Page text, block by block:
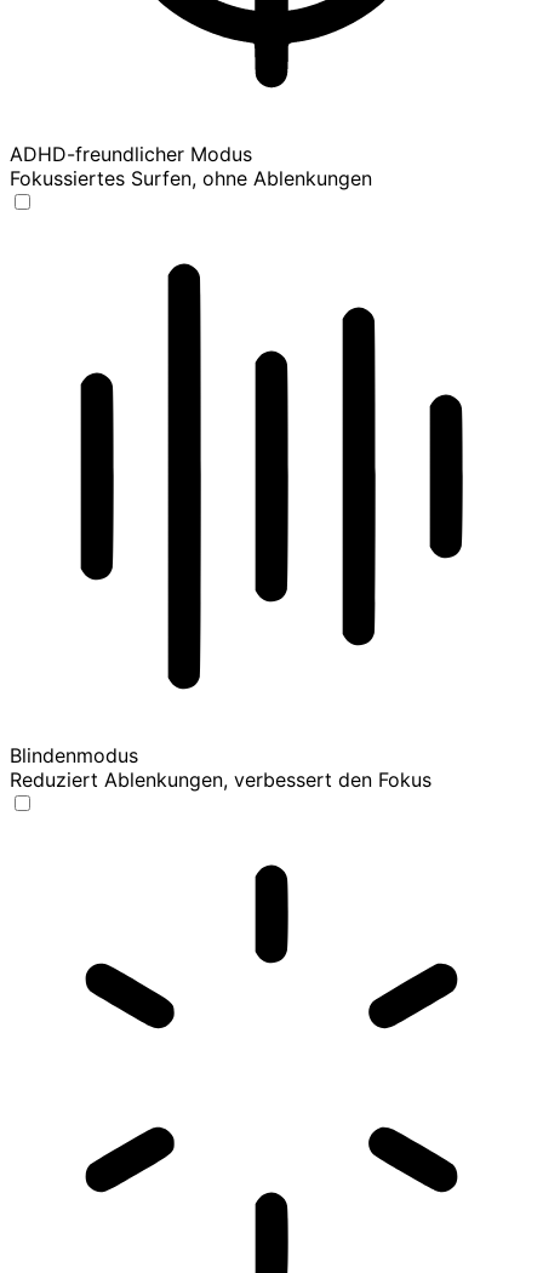
ADHD-freundlicher Modus
Fokussiertes Surfen, ohne Ablenkungen
Blindenmodus
Reduziert Ablenkungen, verbessert den Fokus